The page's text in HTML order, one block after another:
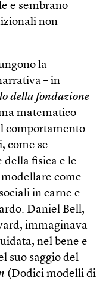
e sembrano
non
la
– in
della fondazione
matematico
comportamento
come se
della fisica e le
come
in carne e
Daniel Bell,
immaginava
nel bene e
suo saggio del
(Dodici modelli di